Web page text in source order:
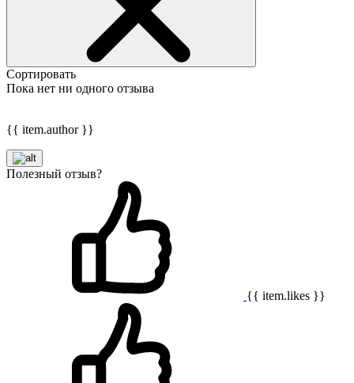
Сортировать
Пока нет ни одного отзыва
{{ item.author }}
Полезный отзыв?
{{ item.likes }}